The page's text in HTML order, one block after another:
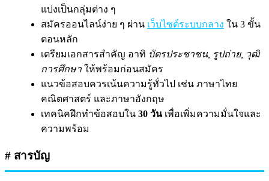
แบ่งเป็นกลุ่มต่าง ๆ
สมัครออนไลน์ง่าย ๆ ผ่าน เว็บไซต์ระบบกลาง ใน 3 ขั้น
ตอนหลัก
เตรียมเอกสารสำคัญ อาทิ บัตรประชาชน, รูปถ่าย, วุฒิ
การศึกษา ให้พร้อมก่อนสมัคร
แนวข้อสอบควรเน้นความรู้ทั่วไป เช่น ภาษาไทย
คณิตศาสตร์ และภาษาอังกฤษ
เทคนิคฝึกทำข้อสอบใน 30 วันเพื่อเพิ่มความมั่นใจและ
ความพร้อม
# สารบัญ